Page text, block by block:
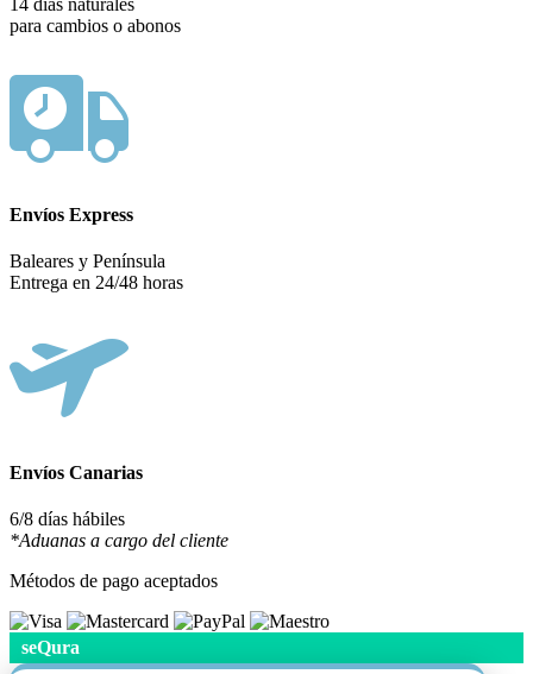
para cambios o abonos
Envíos Express
Baleares y Península
Entrega en 24/48 horas
Envíos Canarias
6/8 días hábiles
*Aduanas a cargo del cliente
Métodos de pago aceptados
seQura